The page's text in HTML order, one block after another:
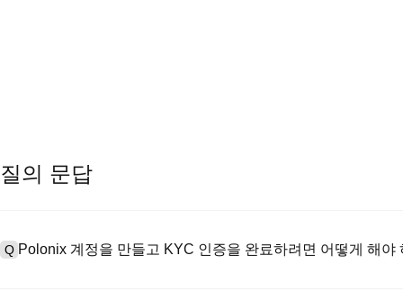
질의 문답
Q Polonix 계정을 만들고 KYC 인증을 완료하려면 어떻게 해야